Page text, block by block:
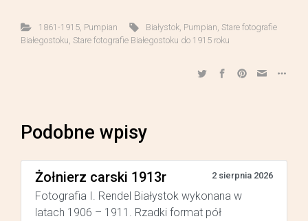
1861-1915, Pumpian Białystok Pumpian Stare fotografie
Białegostoku Stare fotografie Białegostoku do 1915 roku
Podobne wpisy
Żołnierz carski 1913r 2 sierpnia 2026
Fotografia I. Rendel Białystok wykonana w
latach 1906 – 1911. Rzadki format pół